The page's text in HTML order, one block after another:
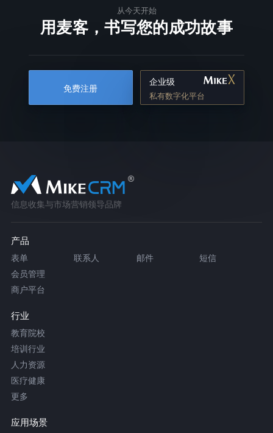
从今天开始
用麦客，书写您的成功故事
免费注册
企业级
私有数字化平台
信息收集与市场营销领导品牌
产品
表单 联系人 邮件
短信
会员管理
商户平台
行业
教育院校
培训行业
人力资源
医疗健康
更多
应用场景